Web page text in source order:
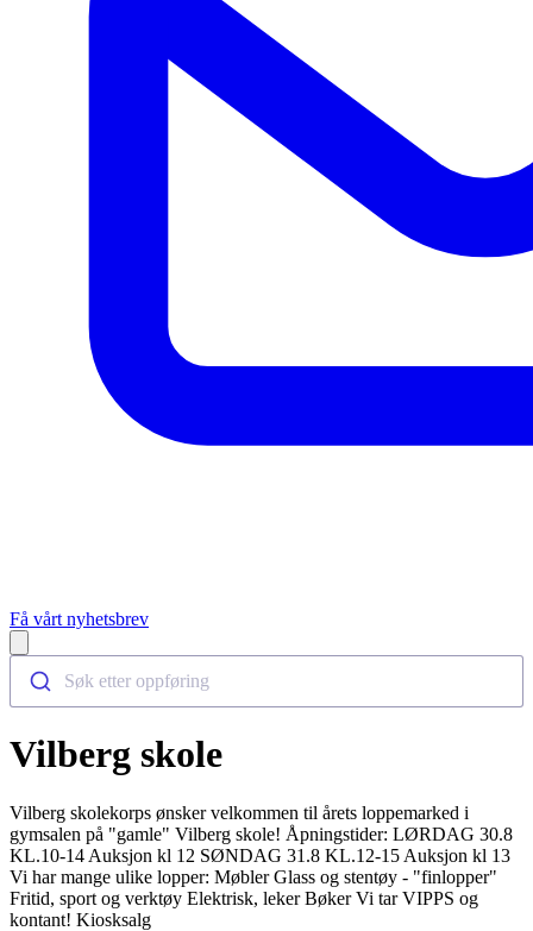
Få vårt nyhetsbrev
Søk etter oppføring
Vilberg skole
Vilberg skolekorps ønsker velkommen til årets loppemarked i
gymsalen på "gamle" Vilberg skole! Åpningstider: LØRDAG 30.8
KL.10-14 Auksjon kl 12 SØNDAG 31.8 KL.12-15 Auksjon kl 13
Vi har mange ulike lopper: Møbler Glass og stentøy - "finlopper"
Fritid, sport og verktøy Elektrisk, leker Bøker Vi tar VIPPS og
kontant! Kiosksalg